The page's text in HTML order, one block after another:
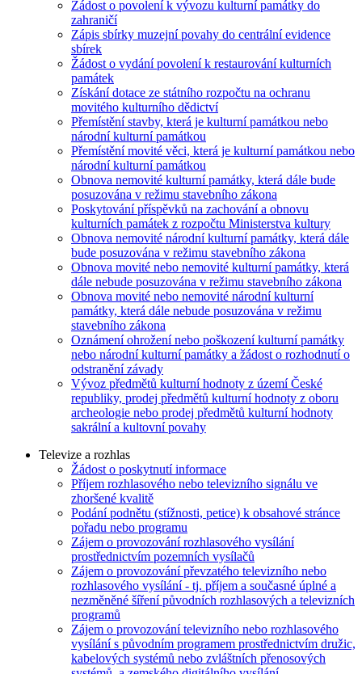
Žádost o povolení k vývozu kulturní památky do
zahraničí
Zápis sbírky muzejní povahy do centrální evidence
sbírek
Žádost o vydání povolení k restaurování kulturních
památek
Získání dotace ze státního rozpočtu na ochranu
movitého kulturního dědictví
Přemístění stavby, která je kulturní památkou nebo
národní kulturní památkou
Přemístění movité věci, která je kulturní památkou nebo
národní kulturní památkou
Obnova nemovité kulturní památky, která dále bude
posuzována v režimu stavebního zákona
Poskytování příspěvků na zachování a obnovu
kulturních památek z rozpočtu Ministerstva kultury
Obnova nemovité národní kulturní památky, která dále
bude posuzována v režimu stavebního zákona
Obnova movité nebo nemovité kulturní památky, která
dále nebude posuzována v režimu stavebního zákona
Obnova movité nebo nemovité národní kulturní
památky, která dále nebude posuzována v režimu
stavebního zákona
Oznámení ohrožení nebo poškození kulturní památky
nebo národní kulturní památky a žádost o rozhodnutí o
odstranění závady
Vývoz předmětů kulturní hodnoty z území České
republiky, prodej předmětů kulturní hodnoty z oboru
archeologie nebo prodej předmětů kulturní hodnoty
sakrální a kultovní povahy
Televize a rozhlas
Žádost o poskytnutí informace
Příjem rozhlasového nebo televizního signálu ve
zhoršené kvalitě
Podání podnětu (stížnosti, petice) k obsahové stránce
pořadu nebo programu
Zájem o provozování rozhlasového vysílání
prostřednictvím pozemních vysílačů
Zájem o provozování převzatého televizního nebo
rozhlasového vysílání - tj. příjem a současné úplné a
nezměněné šíření původních rozhlasových a televizních
programů
Zájem o provozování televizního nebo rozhlasového
vysílání s původním programem prostřednictvím družic,
kabelových systémů nebo zvláštních přenosových